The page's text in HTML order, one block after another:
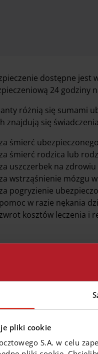
pliki cookie
S.A. w celu
dostępne jest
24 godziny
różnią się sumami
znajdują się
śmierć
śmierć rodzica lub
uszczerbek na
wstrząśnienie mózgu
pogryzienie
pomoc w razie nękania
kosztów leczenia i
Pakiet
49 zł/